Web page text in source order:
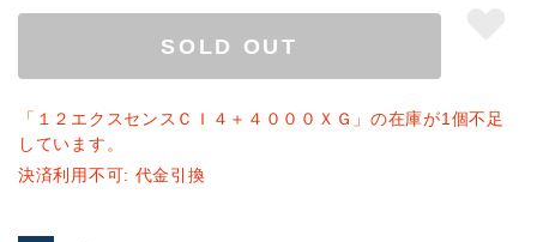
SOLD OUT
「１２エクスセンスＣＩ４＋４０００ＸＧ」の在庫が1個不足
しています。
決済利用不可: 代金引換